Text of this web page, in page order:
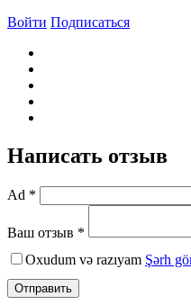
Войти Подписаться
Написать отзыв
Ad *
Ваш отзыв *
Oxudum və razıyam Şərh
Отправить